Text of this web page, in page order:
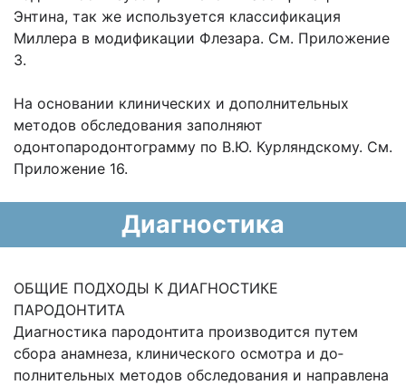
Энтина, так же используется классификация
Миллера в модификации Флезара. См. Приложение
3.
На основании клинических и дополнительных
методов обследования заполняют
одонтопародонтограмму по В.Ю. Курляндскому. См.
Приложение 16.
Диагностика
ОБЩИЕ ПОДХОДЫ К ДИАГНОСТИКЕ
ПАРОДОНТИТА
Диагностика пародонтита производится пу­тем
сбора анамнеза, клинического осмотра и до­
полнительных методов обследования и направлена